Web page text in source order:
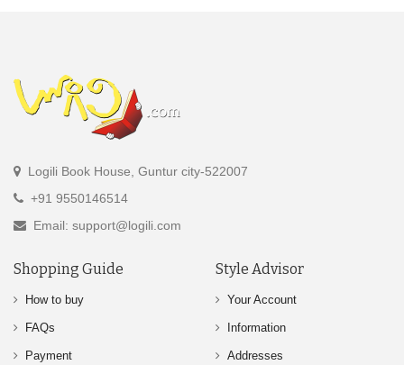
Logili Book House, Guntur city-522007
+91 9550146514
Email: support@logili.com
Shopping Guide
How to buy
FAQs
Payment
Style Advisor
Your Account
Information
Addresses